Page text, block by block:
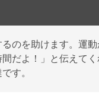
のを助けます。運
だよ！」と伝えて
す。